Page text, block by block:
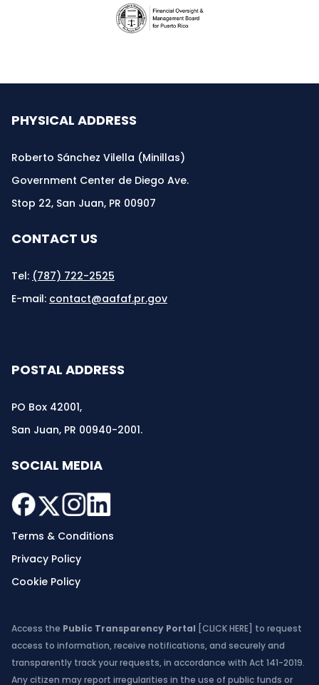
PHYSICAL ADDRESS
Roberto Sánchez Vilella (Minillas)
Government Center de Diego Ave.
Stop 22, San Juan, PR 00907
CONTACT US
Tel: (787) 722-2525
E-mail: contact@aafaf.pr.gov
POSTAL ADDRESS
PO Box 42001,
San Juan, PR 00940-2001.
SOCIAL MEDIA
Terms & Conditions
Privacy Policy
Cookie Policy
Access the Public Transparency Portal [CLICK HERE] to request
access to information, receive notifications, and securely and
transparently track your requests, in accordance with Act 141-2019.
Any citizen may report irregularities in the use of public funds or